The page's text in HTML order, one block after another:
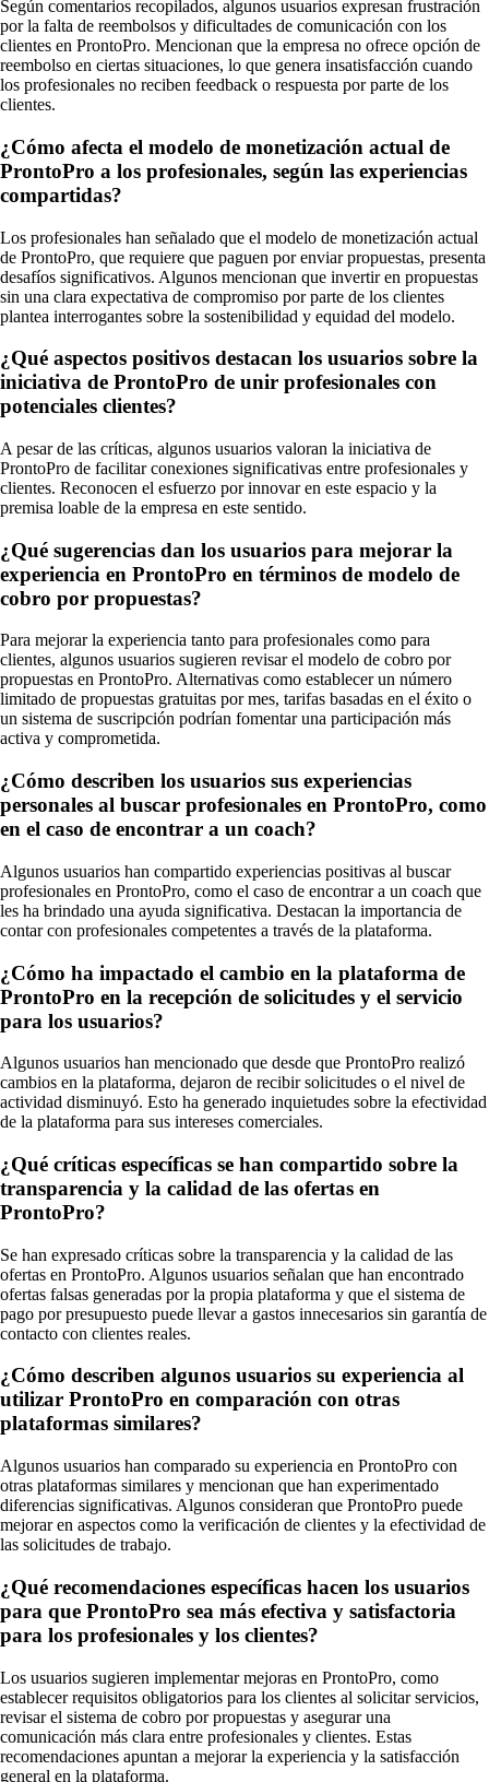
Según comentarios recopilados, algunos usuarios expresan frustración
por la falta de reembolsos y dificultades de comunicación con los
clientes en ProntoPro. Mencionan que la empresa no ofrece opción de
reembolso en ciertas situaciones, lo que genera insatisfacción cuando
los profesionales no reciben feedback o respuesta por parte de los
clientes.
¿Cómo afecta el modelo de monetización actual de
ProntoPro a los profesionales, según las experiencias
compartidas?
Los profesionales han señalado que el modelo de monetización actual
de ProntoPro, que requiere que paguen por enviar propuestas, presenta
desafíos significativos. Algunos mencionan que invertir en propuestas
sin una clara expectativa de compromiso por parte de los clientes
plantea interrogantes sobre la sostenibilidad y equidad del modelo.
¿Qué aspectos positivos destacan los usuarios sobre la
iniciativa de ProntoPro de unir profesionales con
potenciales clientes?
A pesar de las críticas, algunos usuarios valoran la iniciativa de
ProntoPro de facilitar conexiones significativas entre profesionales y
clientes. Reconocen el esfuerzo por innovar en este espacio y la
premisa loable de la empresa en este sentido.
¿Qué sugerencias dan los usuarios para mejorar la
experiencia en ProntoPro en términos de modelo de
cobro por propuestas?
Para mejorar la experiencia tanto para profesionales como para
clientes, algunos usuarios sugieren revisar el modelo de cobro por
propuestas en ProntoPro. Alternativas como establecer un número
limitado de propuestas gratuitas por mes, tarifas basadas en el éxito o
un sistema de suscripción podrían fomentar una participación más
activa y comprometida.
¿Cómo describen los usuarios sus experiencias
personales al buscar profesionales en ProntoPro, como
en el caso de encontrar a un coach?
Algunos usuarios han compartido experiencias positivas al buscar
profesionales en ProntoPro, como el caso de encontrar a un coach que
les ha brindado una ayuda significativa. Destacan la importancia de
contar con profesionales competentes a través de la plataforma.
¿Cómo ha impactado el cambio en la plataforma de
ProntoPro en la recepción de solicitudes y el servicio
para los usuarios?
Algunos usuarios han mencionado que desde que ProntoPro realizó
cambios en la plataforma, dejaron de recibir solicitudes o el nivel de
actividad disminuyó. Esto ha generado inquietudes sobre la efectividad
de la plataforma para sus intereses comerciales.
¿Qué críticas específicas se han compartido sobre la
transparencia y la calidad de las ofertas en
ProntoPro?
Se han expresado críticas sobre la transparencia y la calidad de las
ofertas en ProntoPro. Algunos usuarios señalan que han encontrado
ofertas falsas generadas por la propia plataforma y que el sistema de
pago por presupuesto puede llevar a gastos innecesarios sin garantía de
contacto con clientes reales.
¿Cómo describen algunos usuarios su experiencia al
utilizar ProntoPro en comparación con otras
plataformas similares?
Algunos usuarios han comparado su experiencia en ProntoPro con
otras plataformas similares y mencionan que han experimentado
diferencias significativas. Algunos consideran que ProntoPro puede
mejorar en aspectos como la verificación de clientes y la efectividad de
las solicitudes de trabajo.
¿Qué recomendaciones específicas hacen los usuarios
para que ProntoPro sea más efectiva y satisfactoria
para los profesionales y los clientes?
Los usuarios sugieren implementar mejoras en ProntoPro, como
establecer requisitos obligatorios para los clientes al solicitar servicios,
revisar el sistema de cobro por propuestas y asegurar una
comunicación más clara entre profesionales y clientes. Estas
recomendaciones apuntan a mejorar la experiencia y la satisfacción
general en la plataforma.